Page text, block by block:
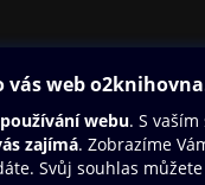
Oneplay Originály
Sport